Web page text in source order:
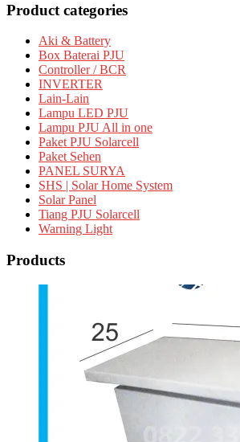
Product categories
Aki & Battery
Box Baterai PJU
Controller / BCR
INVERTER
Lain-Lain
Lampu LED PJU
Lampu PJU All in one
Paket PJU Solarcell
Paket Sehen
PANEL SURYA
SHS | Solar Home System
Solar Panel
Tiang PJU Solarcell
Warning Light
Products